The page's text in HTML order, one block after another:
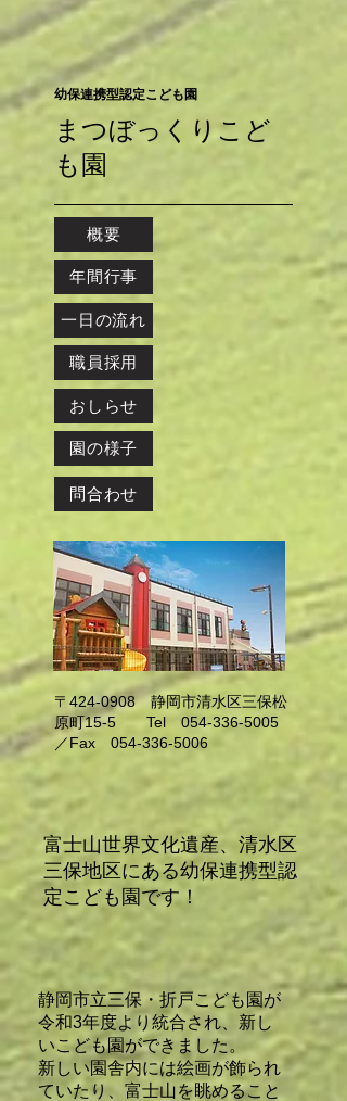
幼保連携型認定こども園
まつぼっくりこど
も園
概要
年間行事
一日の流れ
職員採用
おしらせ
園の様子
問合わせ
〒424-0908 静岡市清水区三保松
原町15-5 Tel 054-336-5005
／Fax 054-336-5006
富士山世界文化遺産、清水区
三保地区にある幼保連携型認
定こども園です！
静岡市立三保・折戸こども園が
令和3年度より統合され、新し
いこども園ができました。
新しい園舎内には絵画が飾られ
ていたり、富士山を眺めること